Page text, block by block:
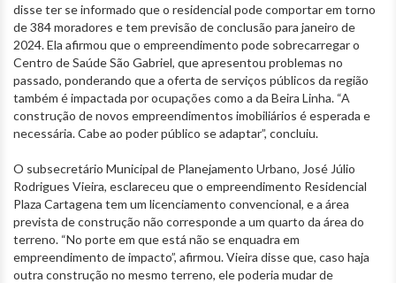
disse ter se informado que o residencial pode comportar em torno
de 384 moradores e tem previsão de conclusão para janeiro de
2024. Ela afirmou que o empreendimento pode sobrecarregar o
Centro de Saúde São Gabriel, que apresentou problemas no
passado, ponderando que a oferta de serviços públicos da região
também é impactada por ocupações como a da Beira Linha. “A
construção de novos empreendimentos imobiliários é esperada e
necessária. Cabe ao poder público se adaptar”, concluiu.
O subsecretário Municipal de Planejamento Urbano, José Júlio
Rodrigues Vieira, esclareceu que o empreendimento Residencial
Plaza Cartagena tem um licenciamento convencional, e a área
prevista de construção não corresponde a um quarto da área do
terreno. “No porte em que está não se enquadra em
empreendimento de impacto”, afirmou. Vieira disse que, caso haja
outra construção no mesmo terreno, ele poderia mudar de